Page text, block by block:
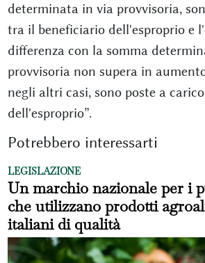
determinata in via provvisoria,
tra il beneficiario dell'esproprio e
differenza con la somma
provvisoria non supera in
negli altri casi, sono poste a
dell'esproprio”.
Potrebbero interessarti
LEGISLAZIONE
Un marchio nazionale per i
che utilizzano prodotti
italiani di qualità